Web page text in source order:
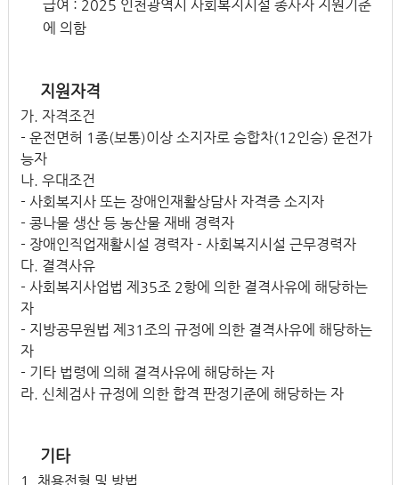
급여 : 2025 인천광역시 사회복지시설 종사자 지원기준
에 의함
지원자격
가. 자격조건
- 운전면허 1종(보통)이상 소지자로 승합차(12인승) 운전가
능자
나. 우대조건
- 사회복지사 또는 장애인재활상담사 자격증 소지자
- 콩나물 생산 등 농산물 재배 경력자
- 장애인직업재활시설 경력자 - 사회복지시설 근무경력자
다. 결격사유
- 사회복지사업법 제35조 2항에 의한 결격사유에 해당하는
자
- 지방공무원법 제31조의 규정에 의한 결격사유에 해당하는
자
- 기타 법령에 의해 결격사유에 해당하는 자
라. 신체검사 규정에 의한 합격 판정기준에 해당하는 자
기타
1. 채용전형 및 방법